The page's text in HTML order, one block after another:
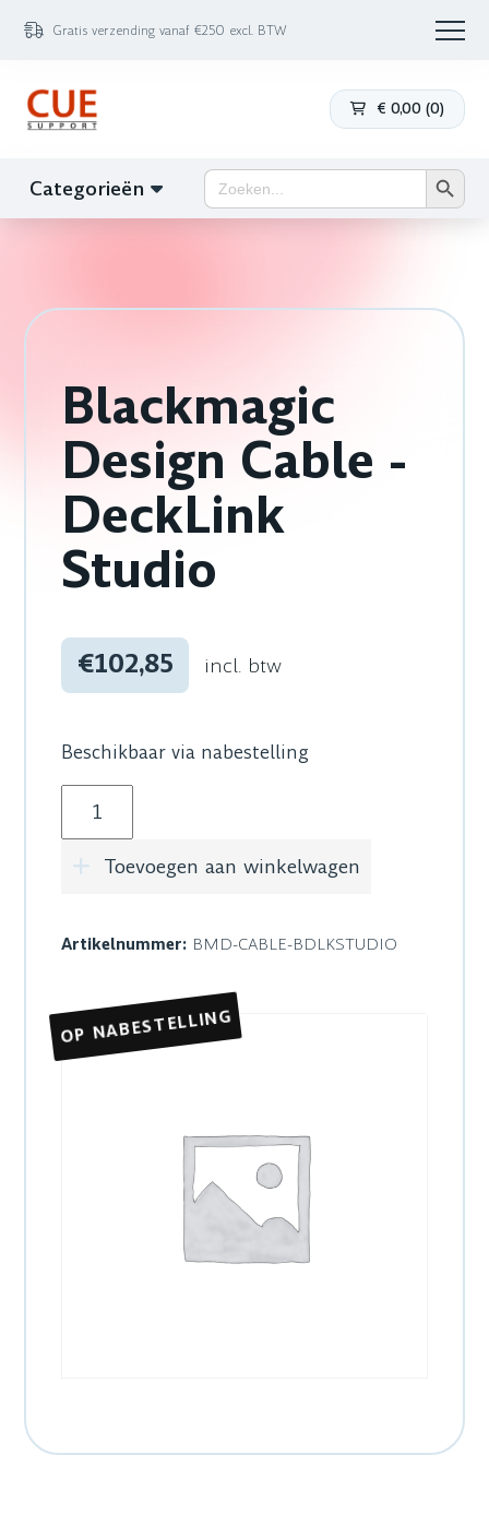
Gratis verzending vanaf €250 excl. BTW
€ 0,00 (0)
Categorieën Zoek
naar:
Blackmagic
Design Cable -
DeckLink
Studio
€102,85 incl. btw
Beschikbaar via nabestelling
Blackmagic Design Cable - DeckLink Studio
Toevoegen aan winkelwagen
Artikelnummer: BMD-CABLE-BDLKSTUDIO
OP NABESTELLING